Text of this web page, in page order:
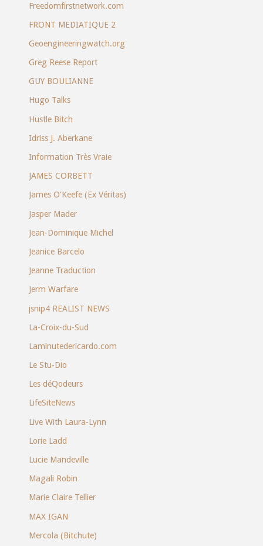
Freedomfirstnetwork.com
FRONT MEDIATIQUE 2
Geoengineeringwatch.org
Greg Reese Report
GUY BOULIANNE
Hugo Talks
Hustle Bitch
Idriss J. Aberkane
Information Très Vraie
JAMES CORBETT
James O’Keefe (Ex Véritas)
Jasper Mader
Jean-Dominique Michel
Jeanice Barcelo
Jeanne Traduction
Jerm Warfare
jsnip4 REALIST NEWS
La-Croix-du-Sud
Laminutedericardo.com
Le Stu-Dio
Les déQodeurs
LifeSiteNews
Live With Laura-Lynn
Lorie Ladd
Lucie Mandeville
Magali Robin
Marie Claire Tellier
MAX IGAN
Mercola (Bitchute)